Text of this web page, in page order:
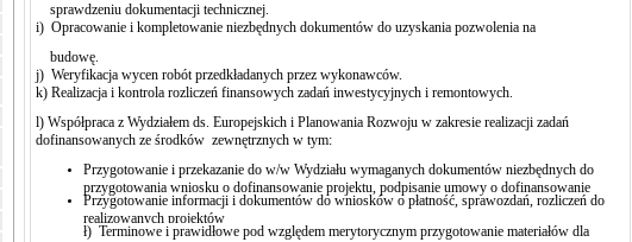
sprawdzeniu dokumentacji technicznej.
i) Opracowanie i kompletowanie niezbędnych dokumentów do uzyskania pozwolenia na
budowę.
j) Weryfikacja wycen robót przedkładanych przez wykonawców.
k) Realizacja i kontrola rozliczeń finansowych zadań inwestycyjnych i remontowych.
l) Współpraca z Wydziałem ds. Europejskich i Planowania Rozwoju w zakresie realizacji zadań
dofinansowanych ze środków zewnętrznych w tym:
Przygotowanie i przekazanie do w/w Wydziału wymaganych dokumentów niezbędnych do
przygotowania wniosku o dofinansowanie projektu, podpisanie umowy o dofinansowanie
Przygotowanie informacji i dokumentów do wniosków o płatność, sprawozdań, rozliczeń do
realizowanych projektów
ł) Terminowe i prawidłowe pod względem merytorycznym przygotowanie materiałów dla